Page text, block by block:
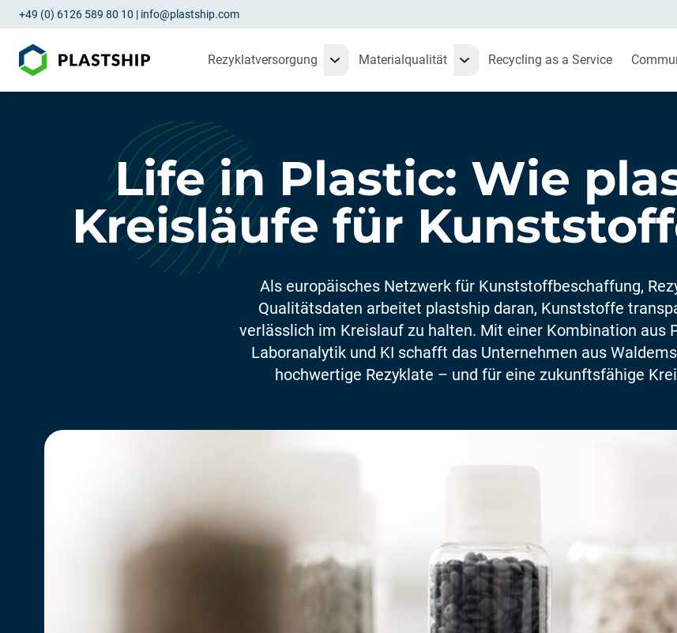
+49 (0) 6126 589 80 10 | info@plastship.com
Rezyklatversorgung Materialqualität Recycling as a Service
Life in Plastic: Wie
Kreisläufe für
Als europäisches Netzwerk für Kunststoffbeschaffung,
Qualitätsdaten arbeitet plastship daran, Kunststoffe
verlässlich im Kreislauf zu halten. Mit einer Kombination aus
Laboranalytik und KI schafft das Unternehmen aus
hochwertige Rezyklate – und für eine zukunftsfähige